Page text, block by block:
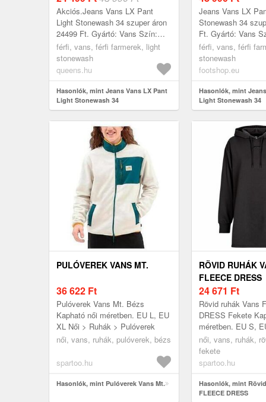
Akciós.Jeans Vans LX Pant
Light Stonewash 34 szuper áron
24499 Ft. Gyártó: Vans Szín:
Light Stonewash Méret: 34
férfi, vans, férfi farmerek, light
stonewash
queens.hu
Hasonlók, mint Jeans Vans LX Pant
Light Stonewash 34
Jeans Vans LX
Stonewash 34
Ft. Gyártó: Vans
Stonewash Méret:
férfi, vans, férfi
stonewash
footshop.eu
Hasonlók, mint
Light Stonewash 34
PULÓVEREK VANS MT.
36 622 Ft
Pulóverek Vans Mt. Bézs
Kapható női méretben. EU L, EU
XL Női > Ruhák > Pulóverek
női, vans, ruhák, pulóverek, bézs
spartoo.hu
Hasonlók, mint Pulóverek Vans Mt.
RÖVID RUHÁK
FLEECE DRESS
24 671 Ft
Rövid ruhák Vans
DRESS Fekete
méretben. EU S,
Ruhák > Rövid
női, vans, ruhák,
fekete
spartoo.hu
Hasonlók, mint
FLEECE DRESS